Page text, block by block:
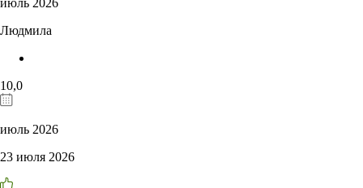
Людмила
10,0
июль 2026
23 июля 2026